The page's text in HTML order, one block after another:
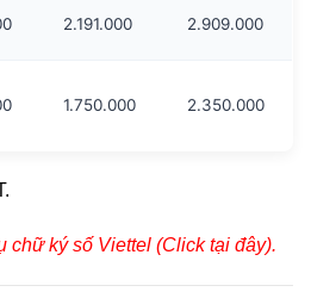
2.191.000 2.909.000
1.750.000 2.350.000
chữ ký số Viettel (Click tại đây).